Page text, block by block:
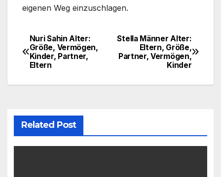
eigenen Weg einzuschlagen.
Post
navigation
Stella Männer Alter:
Eltern, Größe,
Partner, Vermögen,
Kinder
Nuri Sahin Alter:
Größe, Vermögen,
Kinder, Partner,
Eltern
Related Post